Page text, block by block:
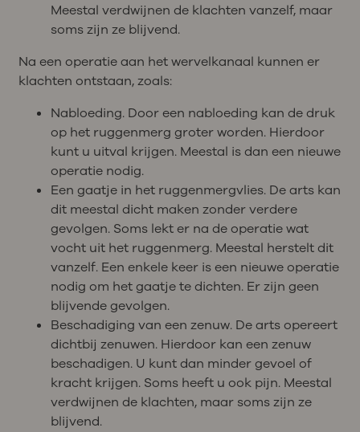
Meestal verdwijnen de klachten vanzelf, maar
soms zijn ze blijvend.
Na een operatie aan het wervelkanaal kunnen er
klachten ontstaan, zoals:
Nabloeding. Door een nabloeding kan de druk
op het ruggenmerg groter worden. Hierdoor
kunt u uitval krijgen. Meestal is dan een nieuwe
operatie nodig.
Een gaatje in het ruggenmergvlies. De arts kan
dit meestal dicht maken zonder verdere
gevolgen. Soms lekt er na de operatie wat
vocht uit het ruggenmerg. Meestal herstelt dit
vanzelf. Een enkele keer is een nieuwe operatie
nodig om het gaatje te dichten. Er zijn geen
blijvende gevolgen.
Beschadiging van een zenuw. De arts opereert
dichtbij zenuwen. Hierdoor kan een zenuw
beschadigen. U kunt dan minder gevoel of
kracht krijgen. Soms heeft u ook pijn. Meestal
verdwijnen de klachten, maar soms zijn ze
blijvend.